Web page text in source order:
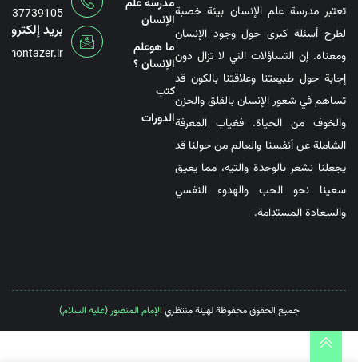
تعتبر مدرسة علم الإنسان بيئة خصبة
لطرح أسئلة كبرى حول وجود الإنسان
ومعناه. إن التساؤلات التي لا تزال دون
إجابة حول طبيعتنا وعلاقتنا بالكون قد
تساهم في شعور الإنسان بالقلق والحزن
والخوف من الحياة. فغياب المعرفة
الشاملة عن أنفسنا والعالم من حولنا قد
يجعلنا نشعر بالوحدة والتيه، مما يعيق
سعينا نحو الحب والهدوء النفسي
والسعادة المستدامة.
مدرسة علم
الإنسان
ما هوعلم
الإنسان ؟
کتب
الدورات
بريد
جميع الحقوق محفوظة لهيئة منتظري الإمام المنصور (عليه السلام)